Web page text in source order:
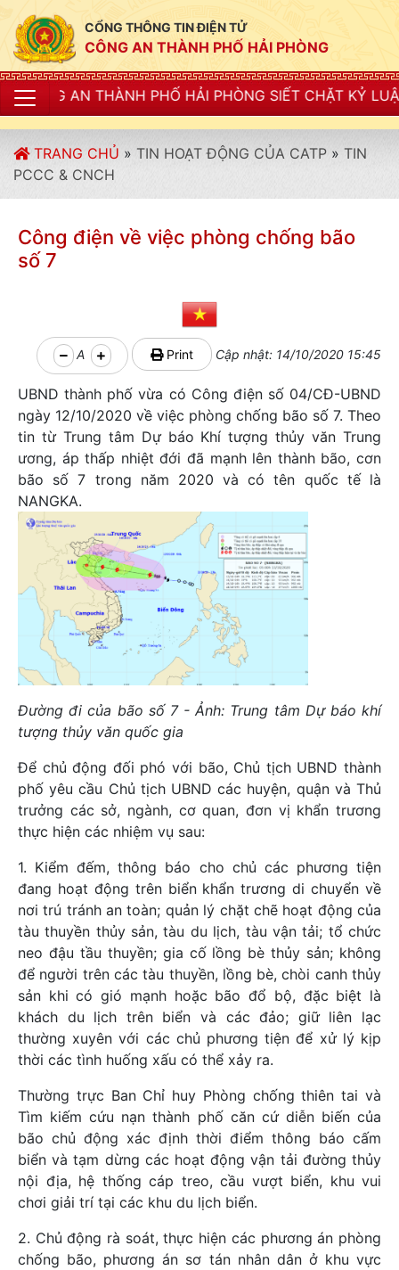
CỔNG THÔNG TIN ĐIỆN TỬ
CÔNG AN THÀNH PHỐ HẢI PHÒNG
PHỐ HẢI PHÒNG SIẾT CHẶT KỶ LUẬT, KỶ CƯƠNG,
TRANG CHỦ » TIN HOẠT ĐỘNG CỦA CATP » TIN
PCCC & CNCH
Công điện về việc phòng chống bão
số 7
A Print Cập nhật: 14/10/2020 15:45
UBND thành phố vừa có Công điện số 04/CĐ-UBND
ngày 12/10/2020 về việc phòng chống bão số 7. Theo
tin từ Trung tâm Dự báo Khí tượng thủy văn Trung
ương, áp thấp nhiệt đới đã mạnh lên thành bão, cơn
bão số 7 trong năm 2020 và có tên quốc tế là
NANGKA.
Đường đi của bão số 7 - Ảnh: Trung tâm Dự báo khí
tượng thủy văn quốc gia
Để chủ động đối phó với bão, Chủ tịch UBND thành
phố yêu cầu Chủ tịch UBND các huyện, quận và Thủ
trưởng các sở, ngành, cơ quan, đơn vị khẩn trương
thực hiện các nhiệm vụ sau:
1. Kiểm đếm, thông báo cho chủ các phương tiện
đang hoạt động trên biển khẩn trương di chuyển về
nơi trú tránh an toàn; quản lý chặt chẽ hoạt động của
tàu thuyền thủy sản, tàu du lịch, tàu vận tải; tổ chức
neo đậu tầu thuyền; gia cố lồng bè thủy sản; không
để người trên các tàu thuyền, lồng bè, chòi canh thủy
sản khi có gió mạnh hoặc bão đổ bộ, đặc biệt là
khách du lịch trên biển và các đảo; giữ liên lạc
thường xuyên với các chủ phương tiện để xử lý kịp
thời các tình huống xấu có thể xảy ra.
Thường trực Ban Chỉ huy Phòng chống thiên tai và
Tìm kiếm cứu nạn thành phố căn cứ diễn biến của
bão chủ động xác định thời điểm thông báo cấm
biển và tạm dừng các hoạt động vận tải đường thủy
nội địa, hệ thống cáp treo, cầu vượt biển, khu vui
chơi giải trí tại các khu du lịch biển.
2. Chủ động rà soát, thực hiện các phương án phòng
chống bão, phương án sơ tán nhân dân ở khu vực